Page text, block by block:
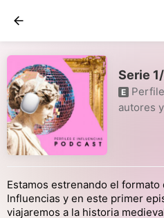
Serie
E
autores
Estamos estrenando el
Influencias y en este primer
viajaremos a la historia